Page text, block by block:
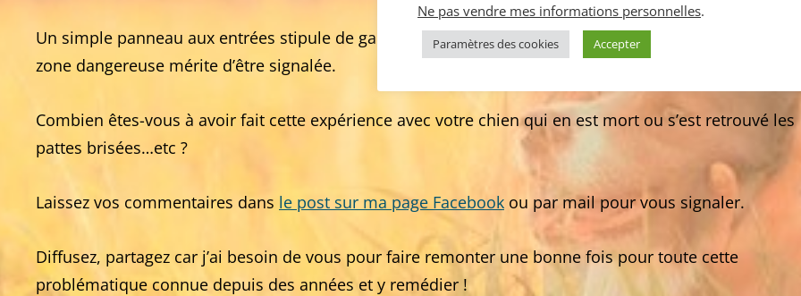
Un simple panneau aux entrées stipule de garder son chien en laisse mais est très peu visible et
zone dangereuse mérite d’être signalée.
Combien êtes-vous à avoir fait cette expérience avec votre chien qui en est mort ou s’est retrouvé les
pattes brisées…etc ?
Laissez vos commentaires dans le post sur ma page Facebook ou par mail pour vous signaler.
Diffusez, partagez car j’ai besoin de vous pour faire remonter une bonne fois pour toute cette
problématique connue depuis des années et y remédier !
Ne pas vendre mes informations personnelles.
Paramètres des cookies Accepter